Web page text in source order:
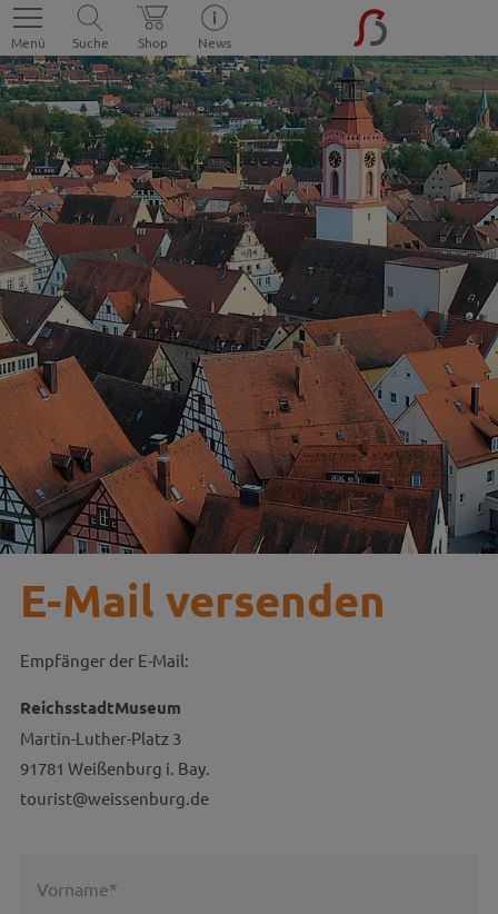
Menü Suche Shop News
E-Mail versenden
Empfänger der E-Mail:
ReichsstadtMuseum
Martin-Luther-Platz 3
91781 Weißenburg i. Bay.
tourist@weissenburg.de
Vorname*